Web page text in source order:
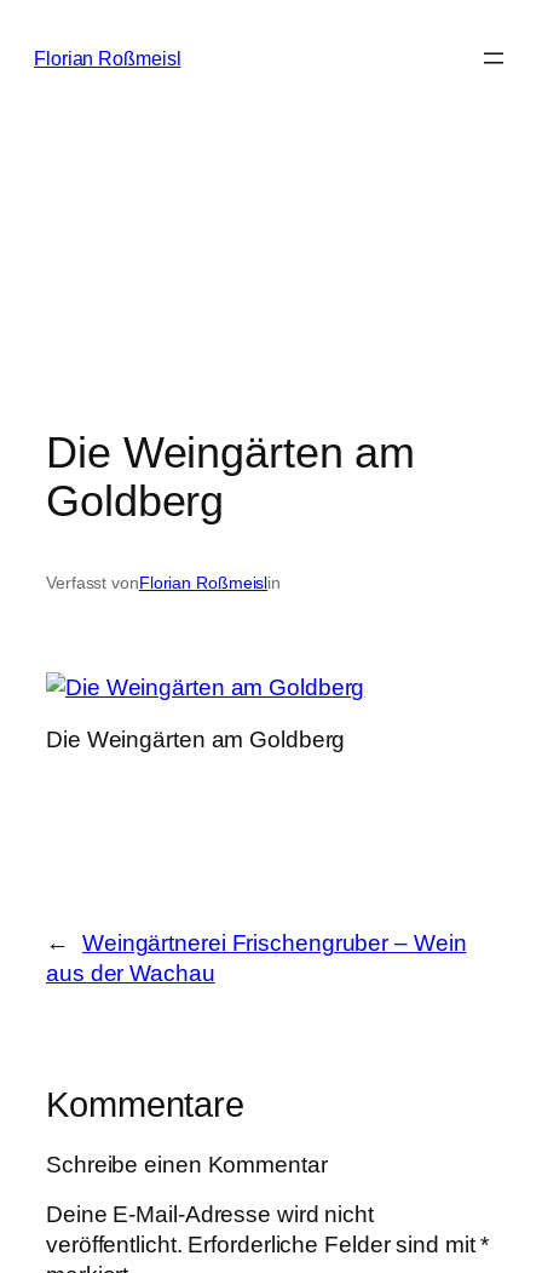
Inhalt
Florian Roßmeisl
Die Weingärten am
Goldberg
Verfasst vonFlorian Roßmeislin
Die Weingärten am Goldberg
←
Weingärtnerei Frischengruber – Wein
aus der Wachau
Kommentare
Schreibe einen Kommentar
Deine E-Mail-Adresse wird nicht
veröffentlicht. Erforderliche Felder sind mit*